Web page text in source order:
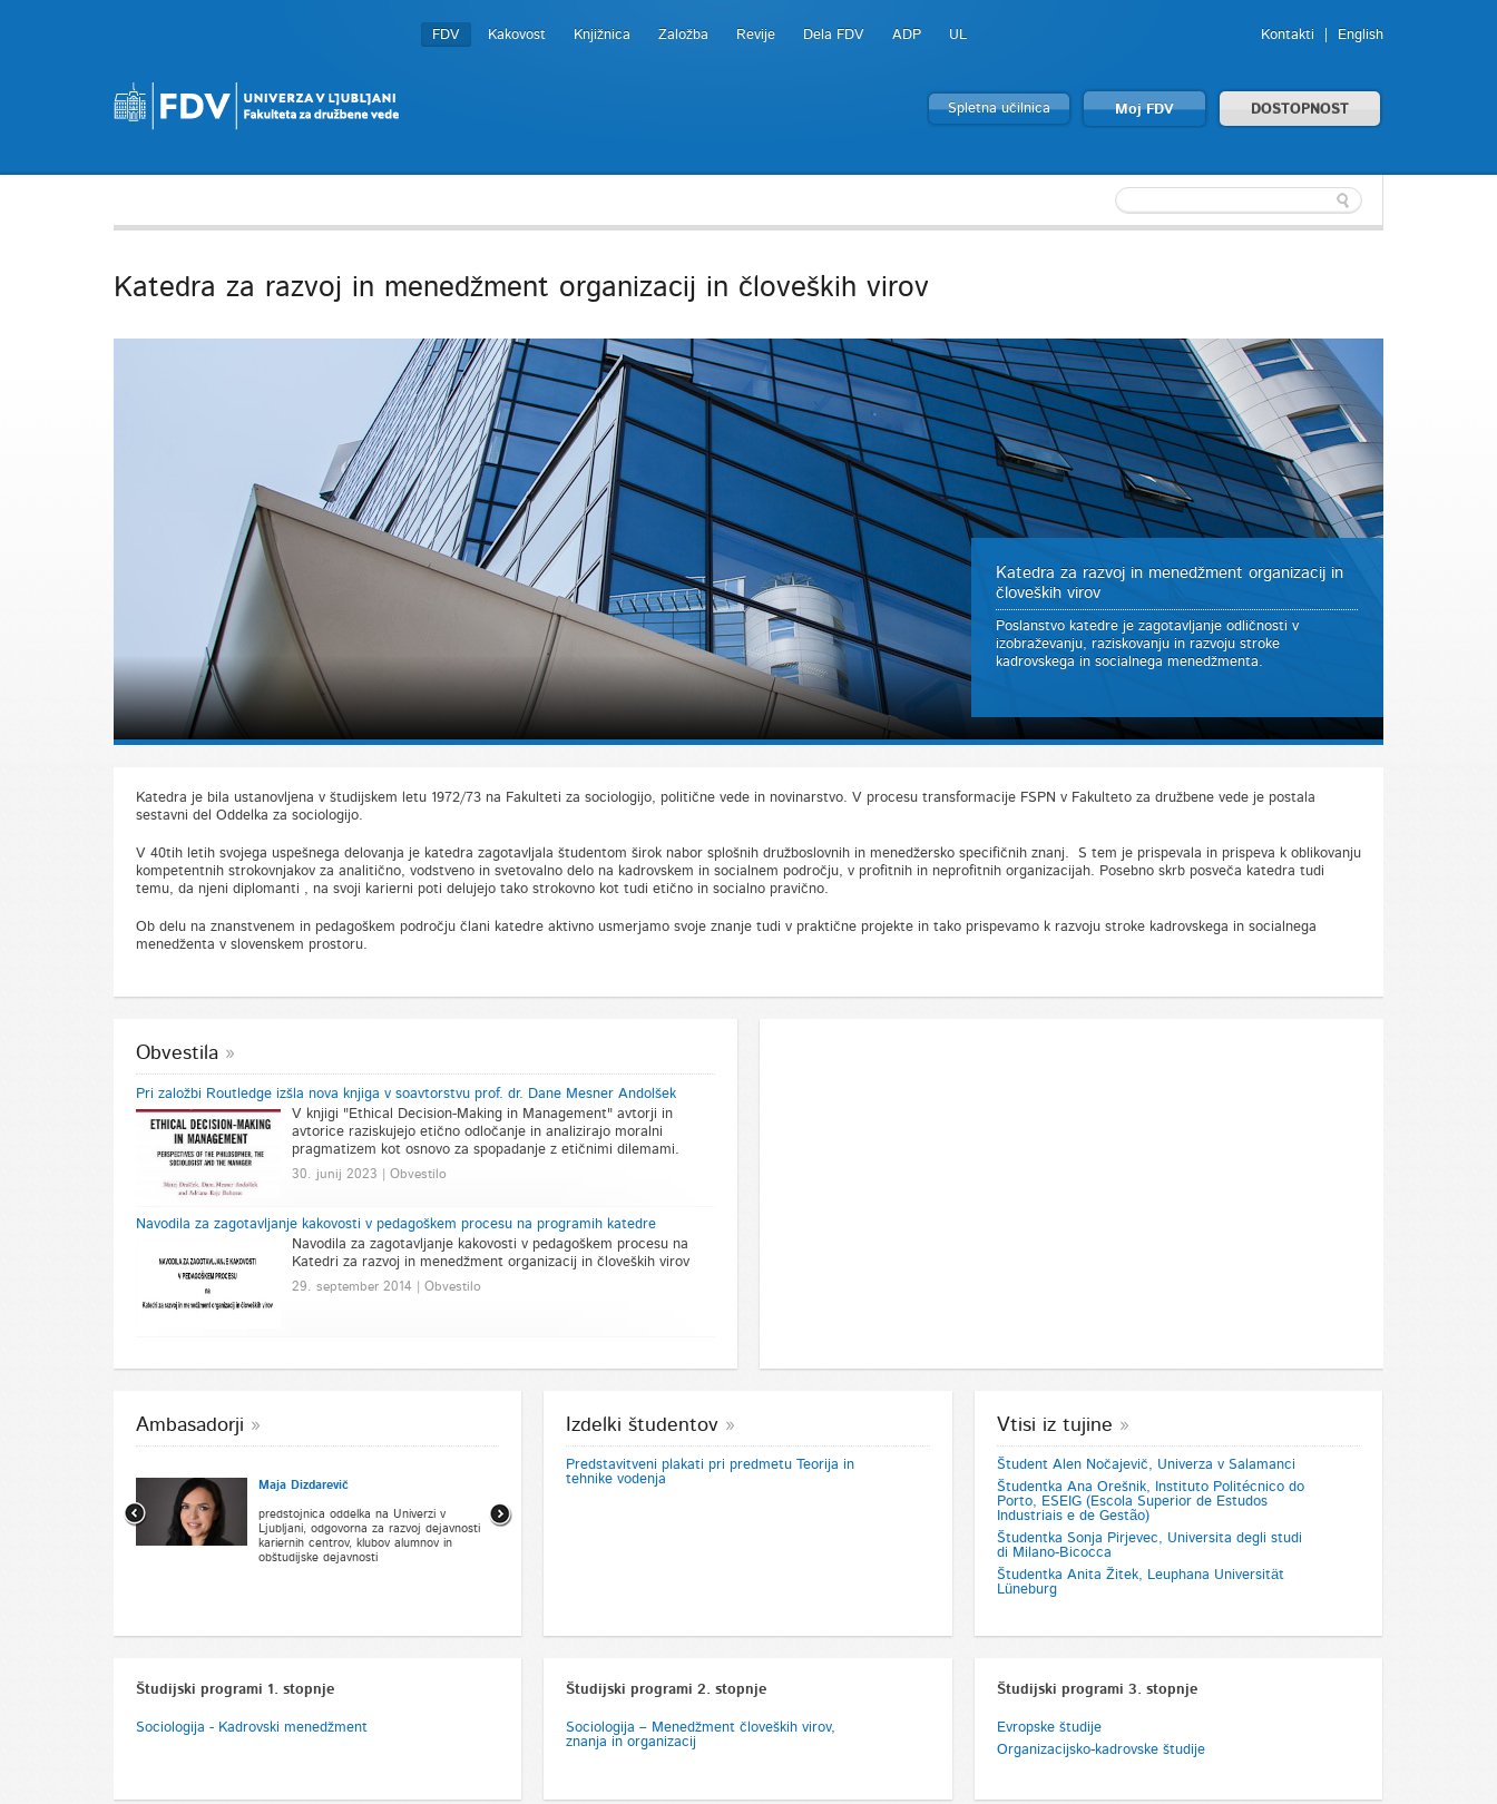
FDV Kakovost Knjižnica Založba Revije Dela FDV ADP UL Kontakti English
Spletna učilnica Moj FDV DOSTOPNOST
Katedra za razvoj in menedžment organizacij in človeških virov
Katedra za razvoj in menedžment organizacij in
človeških virov
Poslanstvo katedre je zagotavljanje odličnosti v
izobraževanju, raziskovanju in razvoju stroke
kadrovskega in socialnega menedžmenta.
Katedra je bila ustanovljena v študijskem letu 1972/73 na Fakulteti za sociologijo, politične vede in novinarstvo. V procesu transformacije FSPN v Fakulteto za družbene vede je postala
sestavni del Oddelka za sociologijo.
V 40tih letih svojega uspešnega delovanja je katedra zagotavljala študentom širok nabor splošnih družboslovnih in menedžersko specifičnih znanj. S tem je prispevala in prispeva k oblikovanju
kompetentnih strokovnjakov za analitično, vodstveno in svetovalno delo na kadrovskem in socialnem področju, v profitnih in neprofitnih organizacijah. Posebno skrb posveča katedra tudi
temu, da njeni diplomanti , na svoji karierni poti delujejo tako strokovno kot tudi etično in socialno pravično.
Ob delu na znanstvenem in pedagoškem področju člani katedre aktivno usmerjamo svoje znanje tudi v praktične projekte in tako prispevamo k razvoju stroke kadrovskega in socialnega
menedženta v slovenskem prostoru.
Obvestila
Pri založbi Routledge izšla nova knjiga v soavtorstvu prof. dr. Dane Mesner Andolšek
V knjigi "Ethical Decision-Making in Management" avtorji in
avtorice raziskujejo etično odločanje in analizirajo moralni
pragmatizem kot osnovo za spopadanje z etičnimi dilemami.
30. junij 2023 | Obvestilo
Navodila za zagotavljanje kakovosti v pedagoškem procesu na programih katedre
Navodila za zagotavljanje kakovosti v pedagoškem procesu na
Katedri za razvoj in menedžment organizacij in človeških virov
29. september 2014 | Obvestilo
Ambasadorji
Maja Dizdarevič
predstojnica oddelka na Univerzi v
Ljubljani, odgovorna za razvoj dejavnosti
kariernih centrov, klubov alumnov in
obštudijske dejavnosti
mag. Helena Šubelj mag. Primož Zupan
direktor FinTech podjetja MBILLS
Izdelki študentov
Predstavitveni plakati pri predmetu Teorija in
tehnike vodenja
Vtisi iz tujine
Študent Alen Nočajevič, Univerza v Salamanci
Študentka Ana Orešnik, Instituto Politécnico do
Porto, ESEIG (Escola Superior de Estudos
Industriais e de Gestão)
Študentka Sonja Pirjevec, Universita degli studi
di Milano-Bicocca
Študentka Anita Žitek, Leuphana Universität
Lüneburg
Študijski programi 1. stopnje
Sociologija - Kadrovski menedžment
Študijski programi 2. stopnje
Sociologija – Menedžment človeških virov,
znanja in organizacij
Študijski programi 3. stopnje
Evropske študije
Organizacijsko-kadrovske študije